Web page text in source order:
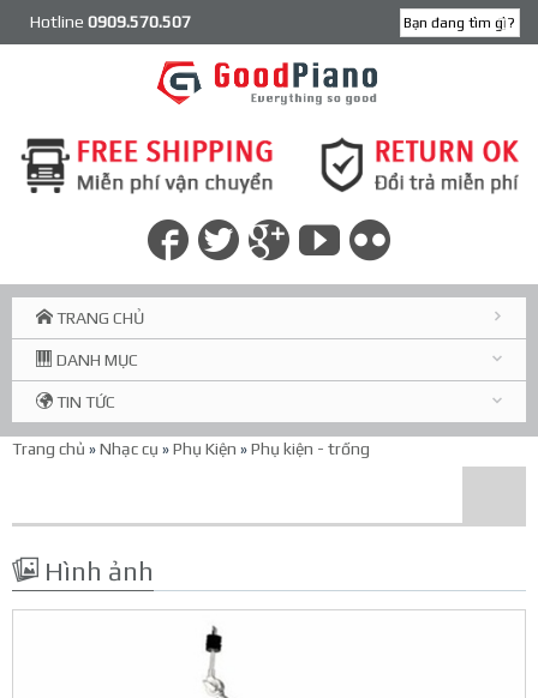
Hotline 0909.570.507
TRANG CHỦ
DANH MỤC
TIN TỨC
Trang chủ »Nhạc cụ »Phụ Kiện »Phụ kiện - trống
Hình ảnh